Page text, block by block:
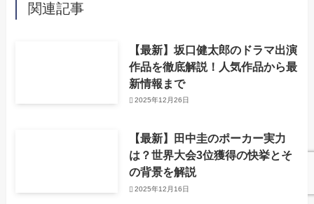
関連記事
【最新】坂口健太郎のドラマ出演
作品を徹底解説！人気作品から最
新情報まで
2025年12月26日
【最新】田中圭のポーカー実力
は？世界大会3位獲得の快挙とそ
の背景を解説
2025年12月16日